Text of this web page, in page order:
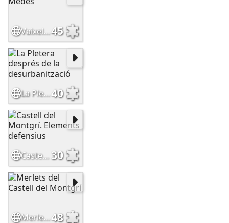
Vaixell a les Medes45
La Pletera després de la desurbanització40
Castell del Montgrí. Elements defensius 30
Merlets del Castell del Montgrí48